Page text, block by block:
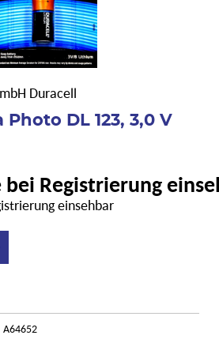
Duracell
Photo DL 123, 3,0 V
Registrierung
einsehbar
A64652